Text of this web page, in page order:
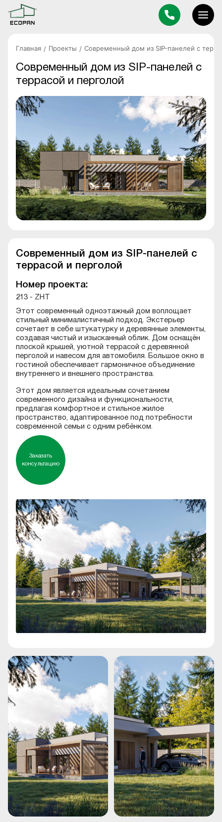
Главная Проекты Современный дом из SIP-панелей с
Современный дом из SIP-панелей с
террасой и перголой
Современный дом из SIP-панелей с
террасой и перголой
Номер проекта:
213 - ZHT
Этот современный одноэтажный дом воплощает
стильный минималистичный подход. Экстерьер
сочетает в себе штукатурку и деревянные элементы,
создавая чистый и изысканный облик. Дом оснащён
плоской крышей, уютной террасой с деревянной
перголой и навесом для автомобиля. Большое окно в
гостиной обеспечивает гармоничное объединение
внутреннего и внешнего пространства.
Этот дом является идеальным сочетанием
современного дизайна и функциональности,
предлагая комфортное и стильное жилое
пространство, адаптированное под потребности
современной семьи с одним ребёнком.
Заказать
консультацию